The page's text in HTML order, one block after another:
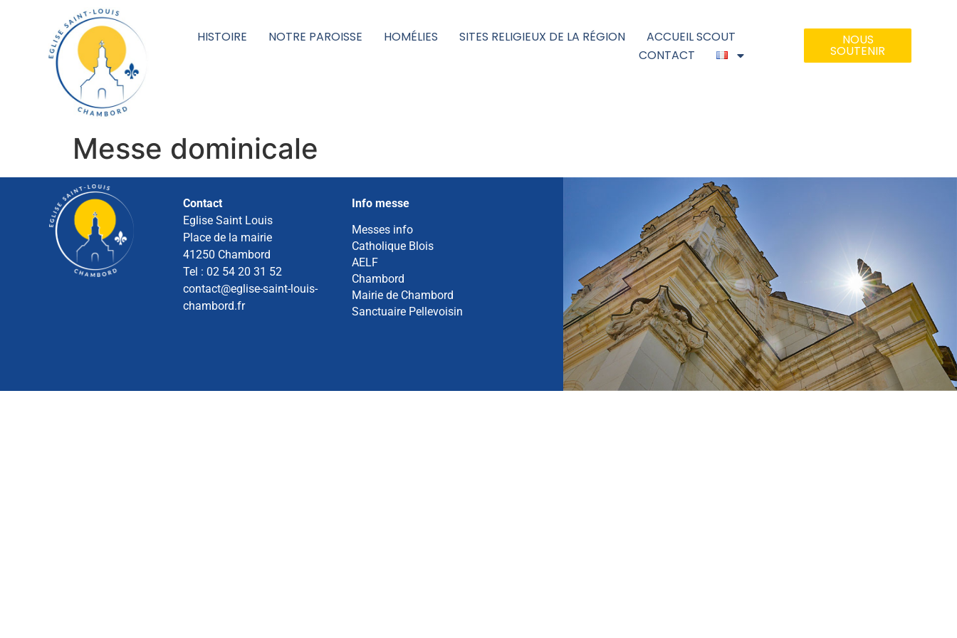
HISTOIRE NOTRE PAROISSE HOMÉLIES SITES RELIGIEUX DE LA RÉGION
ACCUEIL SCOUT
CONTACT
NOUS
SOUTENIR
Messe dominicale
Contact
Eglise Saint Louis
Place de la mairie
41250 Chambord
Tel : 02 54 20 31 52
contact@eglise-saint-louis-
chambord.fr
Info messe
Messes info
Catholique Blois
AELF
Chambord
Mairie de Chambord
Sanctuaire Pellevoisin